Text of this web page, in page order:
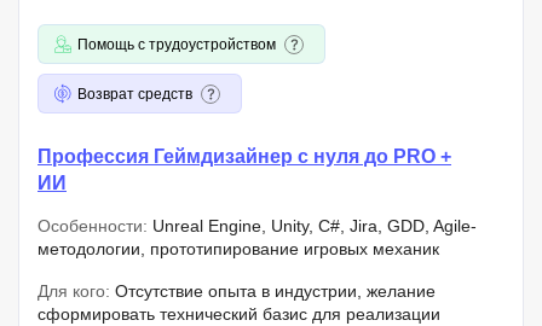
Помощь с трудоустройством
Возврат средств
Профессия Геймдизайнер с нуля до PRO +
ИИ
Особенности: Unreal Engine, Unity, C#, Jira, GDD, Agile-
методологии, прототипирование игровых механик
Для кого: Отсутствие опыта в индустрии, желание
сформировать технический базис для реализации